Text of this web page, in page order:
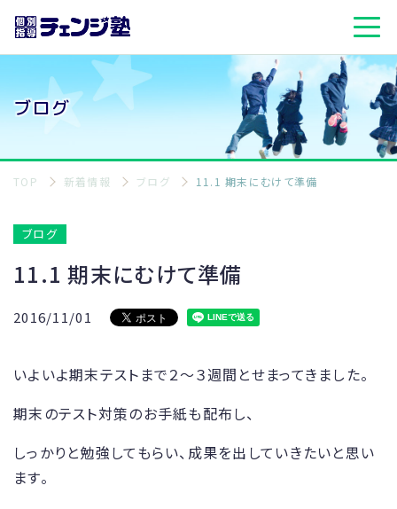
ブログ
TOP 新着情報 ブログ 11.1 期末にむけて準備
ブログ
11.1 期末にむけて準備
2016/11/01
いよいよ期末テストまで２～３週間とせまってきました。
期末のテスト対策のお手紙も配布し、
しっかりと勉強してもらい、成果を出していきたいと思い
ます。